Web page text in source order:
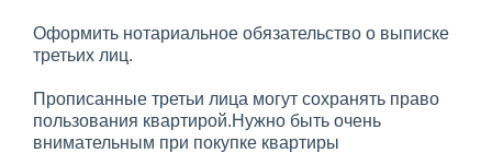
Оформить нотариальное обязательство о выписке
третьих лиц.
Прописанные третьи лица могут сохранять право
пользования квартирой.Нужно быть очень
внимательным при покупке квартиры